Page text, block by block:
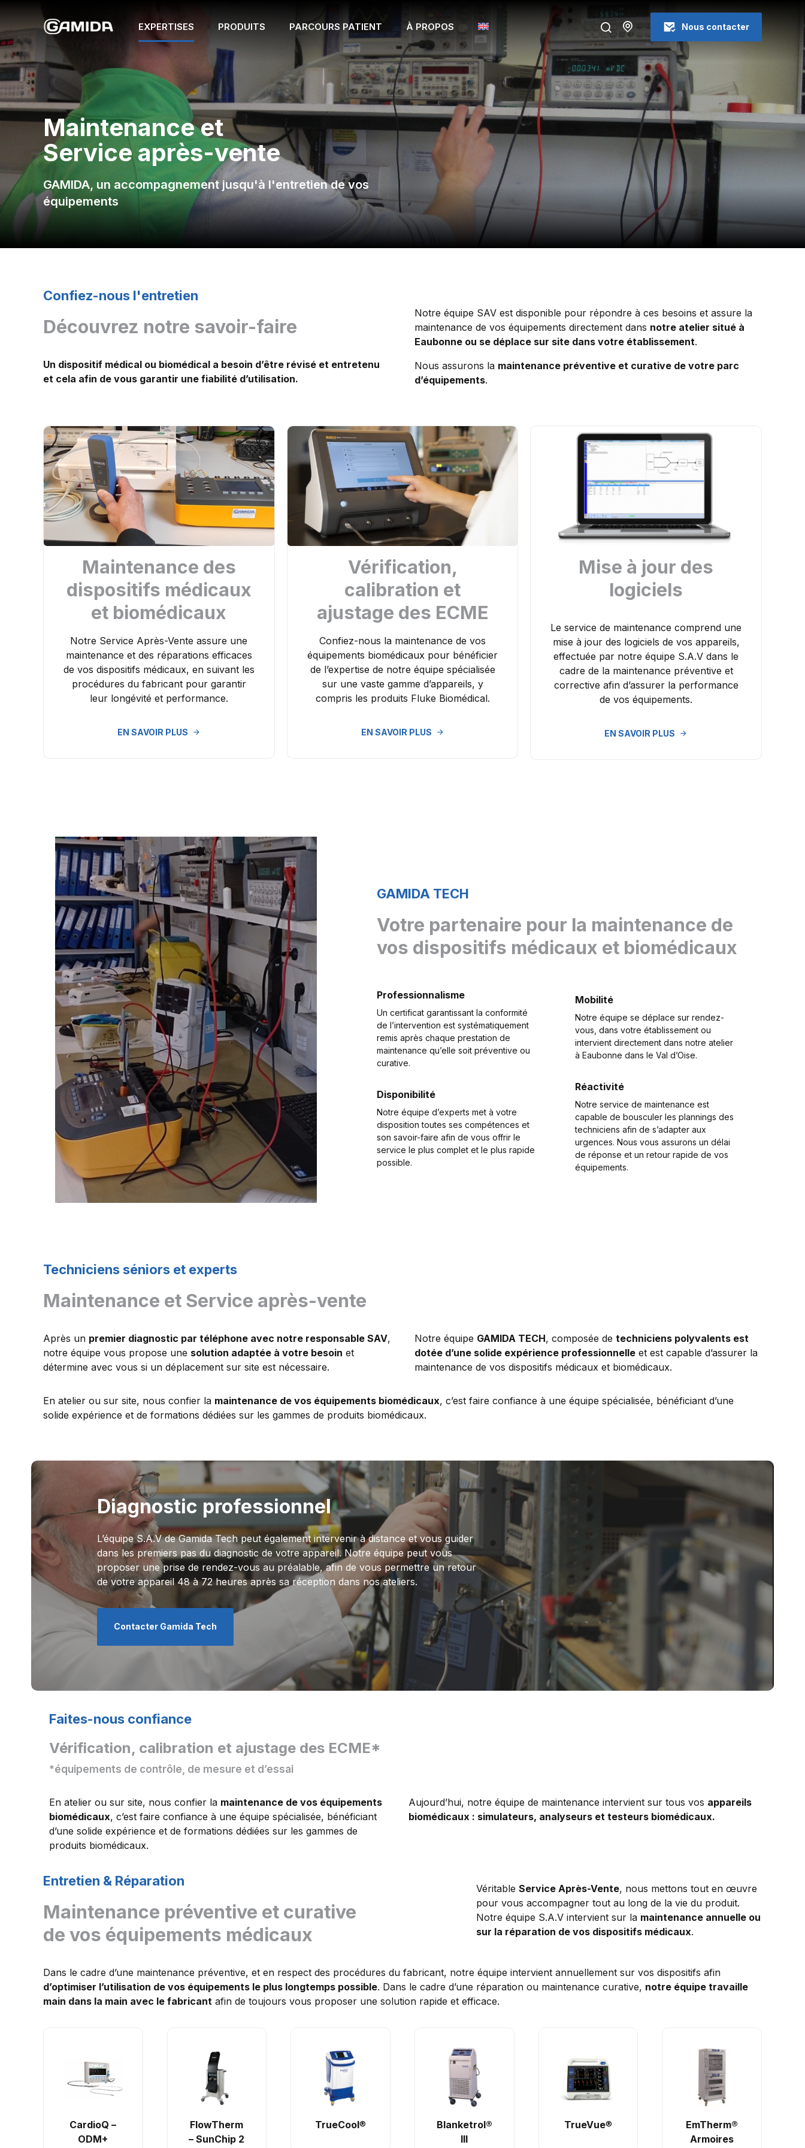
Nous contacter
EXPERTISES PRODUITS PARCOURS PATIENT À PROPOS
Maintenance et
Service après-vente
GAMIDA, un accompagnement jusqu'à l'entretien de vos
équipements
Confiez-nous l'entretien
Découvrez notre savoir-faire
Un dispositif médical ou biomédical a besoin d’être révisé et entretenu
et cela afin de vous garantir une fiabilité d’utilisation.
Notre équipe SAV est disponible pour répondre à ces besoins et assure la
maintenance de vos équipements directement dans notre atelier situé à
Eaubonne ou se déplace sur site dans votre établissement.
Nous assurons la maintenance préventive et curative de votre parc
d’équipements.
Maintenance des
dispositifs médicaux
et biomédicaux
Notre Service Après-Vente assure une
maintenance et des réparations efficaces
de vos dispositifs médicaux, en suivant les
procédures du fabricant pour garantir
leur longévité et performance.
EN SAVOIR PLUS
Vérification,
calibration et
ajustage des ECME
Confiez-nous la maintenance de vos
équipements biomédicaux pour bénéficier
de l’expertise de notre équipe spécialisée
sur une vaste gamme d’appareils, y
compris les produits Fluke Biomédical.
EN SAVOIR PLUS
Mise à jour des
logiciels
Le service de maintenance comprend une
mise à jour des logiciels de vos appareils,
effectuée par notre équipe S.A.V dans le
cadre de la maintenance préventive et
corrective afin d’assurer la performance
de vos équipements.
EN SAVOIR PLUS
GAMIDA TECH
Votre partenaire pour la maintenance de
vos dispositifs médicaux et biomédicaux
Professionnalisme
Un certificat garantissant la conformité
de l’intervention est systématiquement
remis après chaque prestation de
maintenance qu’elle soit préventive ou
curative.
Disponibilité
Notre équipe d’experts met à votre
disposition toutes ses compétences et
son savoir-faire afin de vous offrir le
service le plus complet et le plus rapide
possible.
Mobilité
Notre équipe se déplace sur rendez-
vous, dans votre établissement ou
intervient directement dans notre atelier
à Eaubonne dans le Val d’Oise.
Réactivité
Notre service de maintenance est
capable de bousculer les plannings des
techniciens afin de s’adapter aux
urgences. Nous vous assurons un délai
de réponse et un retour rapide de vos
équipements.
Techniciens séniors et experts
Maintenance et Service après-vente
Après un premier diagnostic par téléphone avec notre responsable SAV,
notre équipe vous propose une solution adaptée à votre besoin et
détermine avec vous si un déplacement sur site est nécessaire.
Notre équipe GAMIDA TECH, composée de techniciens polyvalents est
dotée d’une solide expérience professionnelle et est capable d’assurer la
maintenance de vos dispositifs médicaux et biomédicaux.
En atelier ou sur site, nous confier la maintenance de vos équipements biomédicaux, c’est faire confiance à une équipe spécialisée, bénéficiant d’une
solide expérience et de formations dédiées sur les gammes de produits biomédicaux.
Diagnostic professionnel
L’équipe S.A.V de Gamida Tech peut également intervenir à distance et vous guider
dans les premiers pas du diagnostic de votre appareil. Notre équipe peut vous
proposer une prise de rendez-vous au préalable, afin de vous permettre un retour
de votre appareil 48 à 72 heures après sa réception dans nos ateliers.
Contacter Gamida Tech
Faites-nous confiance
Vérification, calibration et ajustage des ECME*
*équipements de contrôle, de mesure et d’essai
En atelier ou sur site, nous confier la maintenance de vos équipements
biomédicaux, c’est faire confiance à une équipe spécialisée, bénéficiant
d’une solide expérience et de formations dédiées sur les gammes de
produits biomédicaux.
Aujourd’hui, notre équipe de maintenance intervient sur tous vos appareils
biomédicaux : simulateurs, analyseurs et testeurs biomédicaux.
Entretien & Réparation
Maintenance préventive et curative
de vos équipements médicaux
VéritableService Après-Vente, nous mettons tout en œuvre
pour vous accompagner tout au long de la vie du produit.
Notre équipe S.A.V intervient sur la maintenance annuelle ou
sur la réparation de vos dispositifs médicaux.
Dans le cadre d’une maintenance préventive, et en respect des procédures du fabricant, notre équipe intervient annuellement sur vos dispositifs afin
d’optimiser l’utilisation de vos équipements le plus longtemps possible. Dans le cadre d’une réparation ou maintenance curative, notre équipe travaille
main dans la main avec le fabricant afin de toujours vous proposer une solution rapide et efficace.
CardioQ –
ODM+
FlowTherm
– SunChip 2
TrueCool®
Blanketrol®
III
TrueVue®
EmTherm®
Armoires